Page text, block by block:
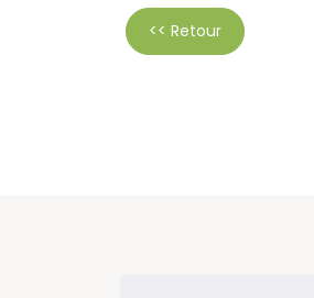
<< Retour